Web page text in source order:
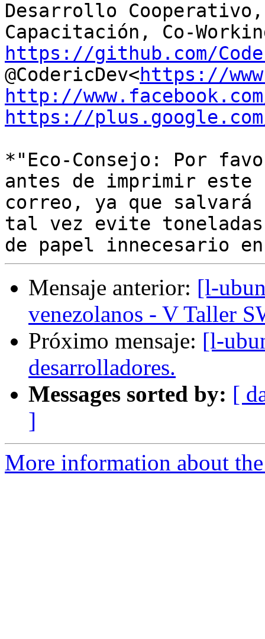
Desarrollo
https://github.com/
@CodericDev<https://
http://
https://plus.google.com/
*"Eco-Consejo: Por
antes de imprimir este
correo, ya que
tal vez evite toneladas
Mensaje anterior: [l-
venezolanos - V Taller
Próximo mensaje: [l-
desarrolladores.
Messages sorted by: [
]
More information about